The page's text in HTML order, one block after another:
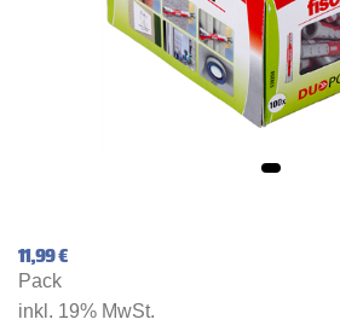
11,99 €
Pack
inkl. 19% MwSt.